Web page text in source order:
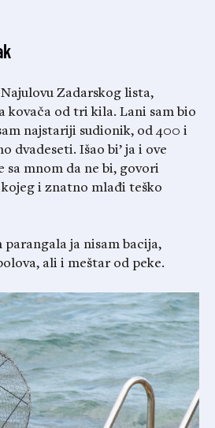
Zadarskog lista,
kovača od tri kila. Lani sam bio
najstariji sudionik, od 400 i
dvadeseti. Išao bi’ ja i ove
sa mnom da ne bi, govori
i znatno mlađi teško
parangala ja nisam bacija,
ali i meštar od peke.